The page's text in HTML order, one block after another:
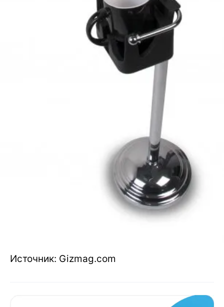
Источник: Gizmag.com